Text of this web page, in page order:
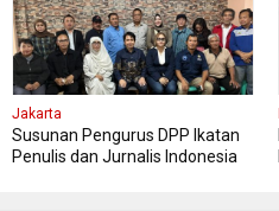
Jakarta
Susunan Pengurus DPP Ikatan
Penulis dan Jurnalis Indonesia